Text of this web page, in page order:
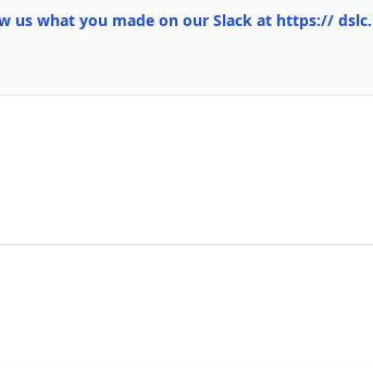
us what you made on our Slack at https://